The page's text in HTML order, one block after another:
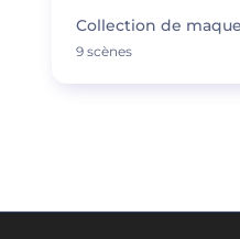
Collection de
9 scènes